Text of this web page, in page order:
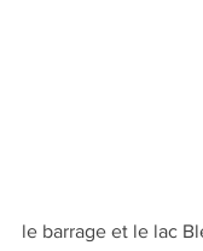
le barrage et le lac